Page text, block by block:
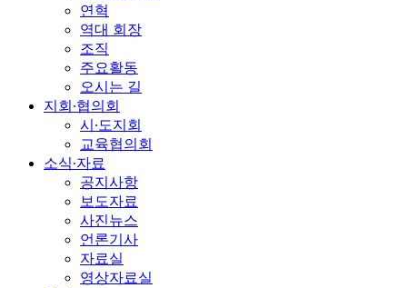
연혁
역대 회장
조직
주요활동
오시는 길
지회∙협의회
시∙도지회
교육협의회
소식∙자료
공지사항
보도자료
사진뉴스
언론기사
자료실
영상자료실